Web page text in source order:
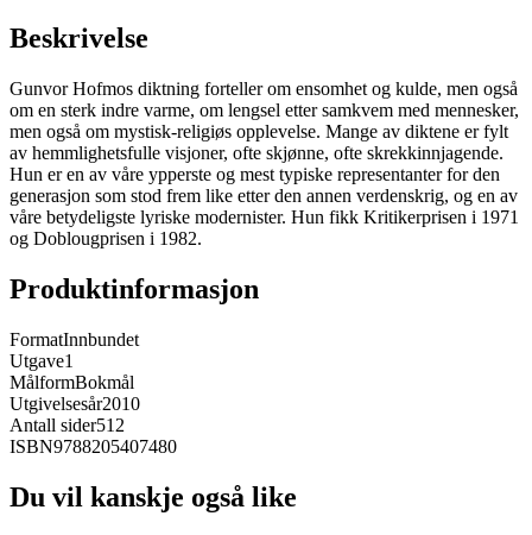
Beskrivelse
Gunvor Hofmos diktning forteller om ensomhet og kulde, men også
om en sterk indre varme, om lengsel etter samkvem med mennesker,
men også om mystisk-religiøs opplevelse. Mange av diktene er fylt
av hemmlighetsfulle visjoner, ofte skjønne, ofte skrekkinnjagende.
Hun er en av våre ypperste og mest typiske representanter for den
generasjon som stod frem like etter den annen verdenskrig, og en av
våre betydeligste lyriske modernister. Hun fikk Kritikerprisen i 1971
og Doblougprisen i 1982.
Produktinformasjon
FormatInnbundet
Utgave1
MålformBokmål
Utgivelsesår2010
Antall sider512
ISBN9788205407480
Du vil kanskje også like